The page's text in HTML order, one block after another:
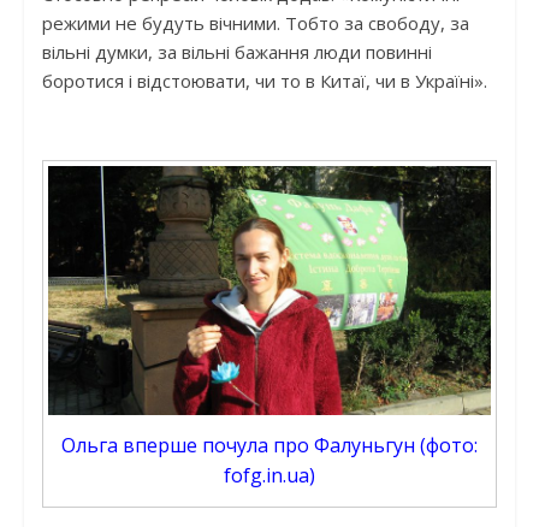
режими не будуть вічними. Тобто за свободу, за
вільні думки, за вільні бажання люди повинні
боротися і відстоювати, чи то в Китаї, чи в Україні».
Ольга вперше почула про Фалуньгун (фото:
fofg.in.ua)